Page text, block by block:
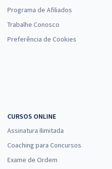
Programa de Afiliados
Trabalhe Conosco
Preferência de Cookies
CURSOS ONLINE
Assinatura Ilimitada
Coaching para Concursos
Exame de Ordem